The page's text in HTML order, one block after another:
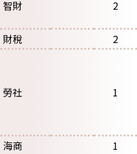
智財 2
財稅
2
勞社 1
海商 1